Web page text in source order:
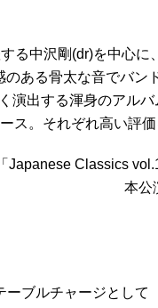
る中沢剛(dr)を中心
ある骨太な音でバ
演出する渾身のアル
ス。それぞれ高い評
Japanese Classics
本公
ブルチャージとして